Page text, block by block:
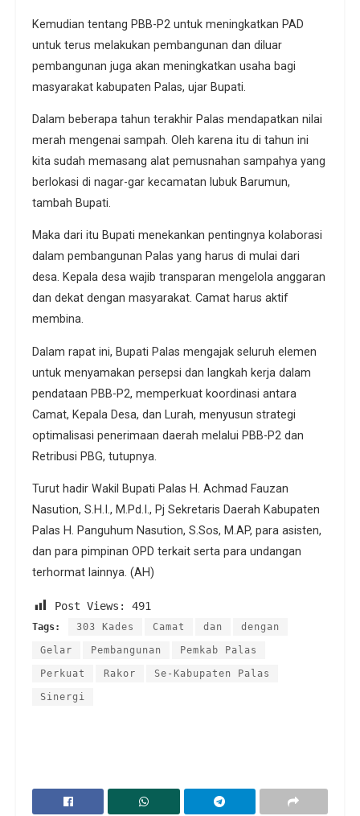
Kemudian tentang PBB-P2 untuk meningkatkan PAD
untuk terus melakukan pembangunan dan diluar
pembangunan juga akan meningkatkan usaha bagi
masyarakat kabupaten Palas, ujar Bupati.
Dalam beberapa tahun terakhir Palas mendapatkan nilai
merah mengenai sampah. Oleh karena itu di tahun ini
kita sudah memasang alat pemusnahan sampahya yang
berlokasi di nagar-gar kecamatan lubuk Barumun,
tambah Bupati.
Maka dari itu Bupati menekankan pentingnya kolaborasi
dalam pembangunan Palas yang harus di mulai dari
desa. Kepala desa wajib transparan mengelola anggaran
dan dekat dengan masyarakat. Camat harus aktif
membina.
Dalam rapat ini, Bupati Palas mengajak seluruh elemen
untuk menyamakan persepsi dan langkah kerja dalam
pendataan PBB-P2, memperkuat koordinasi antara
Camat, Kepala Desa, dan Lurah, menyusun strategi
optimalisasi penerimaan daerah melalui PBB-P2 dan
Retribusi PBG, tutupnya.
Turut hadir Wakil Bupati Palas H. Achmad Fauzan
Nasution, S.H.I., M.Pd.I., Pj Sekretaris Daerah Kabupaten
Palas H. Panguhum Nasution, S.Sos, M.AP, para asisten,
dan para pimpinan OPD terkait serta para undangan
terhormat lainnya. (AH)
Post Views: 491
Tags: 303 Kades Camat dan dengan
Gelar Pembangunan Pemkab Palas
Perkuat Rakor Se-Kabupaten Palas
Sinergi